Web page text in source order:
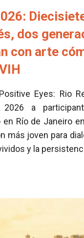
dos
con arte
Eyes: Rio
2026 a
en Río de Janeiro
más joven para
y la